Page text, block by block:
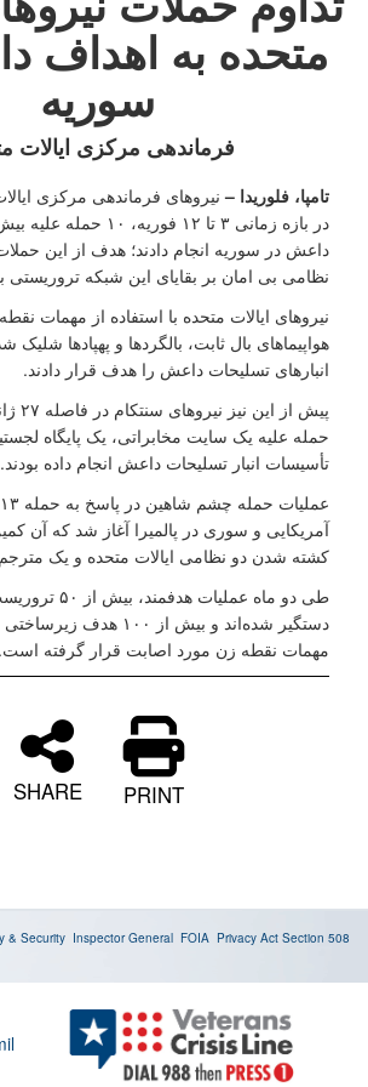
متحده به اهداف
سوریه
فرماندهی مرکزی ایالات
تامپا، فلوریدا – نیروهای فرماندهی مرکزی
داعش در سوریه انجام دادند؛ هدف از این
نظامی بی ‌امان بر بقایای این شبکه تروریستی
نیروهای ایالات متحده با استفاده از مهمات
هواپیماهای بال ‌ثابت، بالگردها و پهپادها
انبارهای تسلیحات داعش را هدف قرار دادند.
حمله علیه یک سایت مخابراتی، یک پایگاه
تأسیسات انبار تسلیحات داعش انجام داده بودند.
آمریکایی و سوری در پالمیرا آغاز شد که آن
کشته شدن دو نظامی ایالات متحده و یک مترجم
طی دو ماه
دستگیر شده‌اند و بیش از ۱۰۰
مهمات نقطه ‌زن مورد اصابت قرار گرفته است.
SHARE PRINT
& Security Inspector General FOIA Privacy Act Section 508